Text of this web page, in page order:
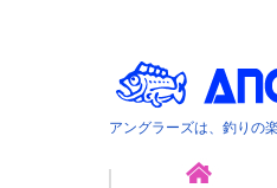
アングラーズは、釣りの